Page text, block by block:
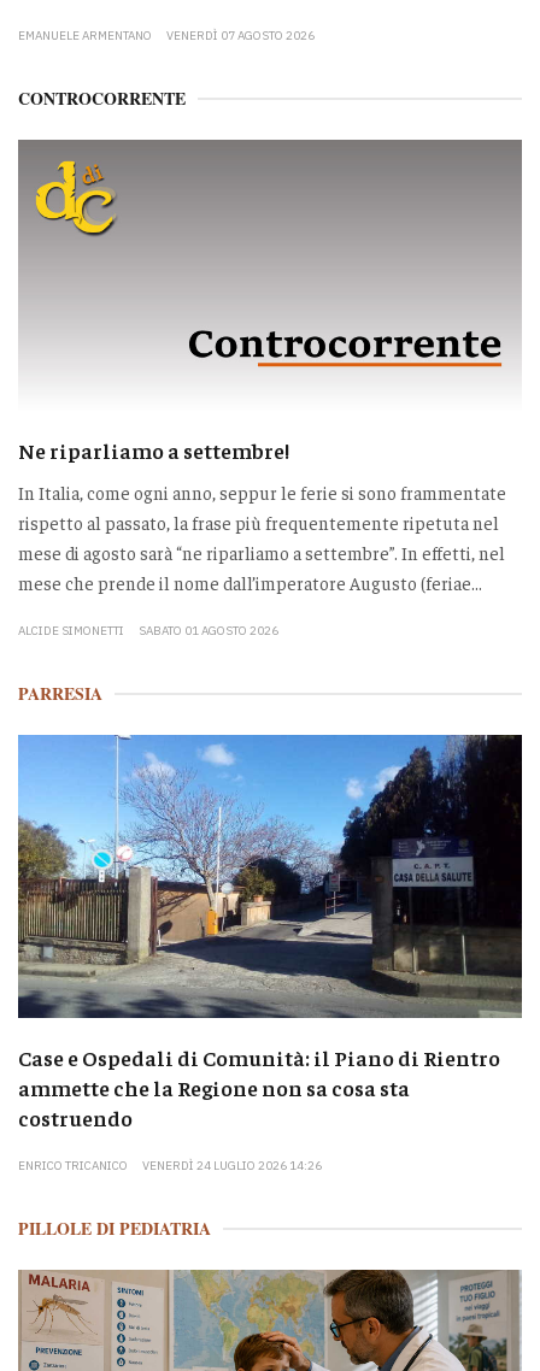
EMANUELE ARMENTANO VENERDÌ 07 AGOSTO 2026
CONTROCORRENTE
Ne riparliamo a settembre!
In Italia, come ogni anno, seppur le ferie si sono frammentate
rispetto al passato, la frase più frequentemente ripetuta nel
mese di agosto sarà “ne riparliamo a settembre”. In effetti, nel
mese che prende il nome dall’imperatore Augusto (feriae...
ALCIDE SIMONETTI SABATO 01 AGOSTO 2026
PARRESIA
Case e Ospedali di Comunità: il Piano di Rientro
ammette che la Regione non sa cosa sta
costruendo
ENRICO TRICANICO VENERDÌ 24 LUGLIO 2026 14:26
PILLOLE DI PEDIATRIA